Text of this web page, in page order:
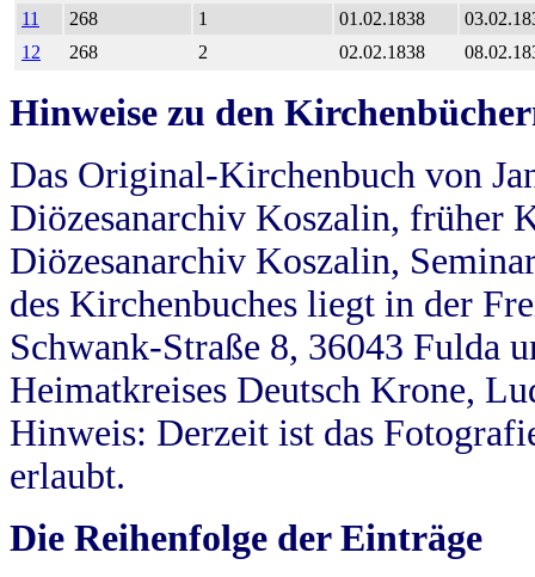
11
268 1 01.02.1838
12
268 2 02.02.1838
Hinweise zu den
Das Original-Kirchenbuch von
Diözesanarchiv Koszalin, früher
Diözesanarchiv Koszalin,
des Kirchenbuches liegt in der
Schwank-Straße 8, 36043 Fulda
Heimatkreises Deutsch Krone,
Hinweis: Derzeit ist das
erlaubt.
Die Reihenfolge der Einträge